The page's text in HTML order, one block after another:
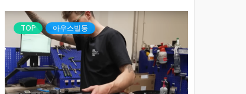
TOP 아우스빌둥